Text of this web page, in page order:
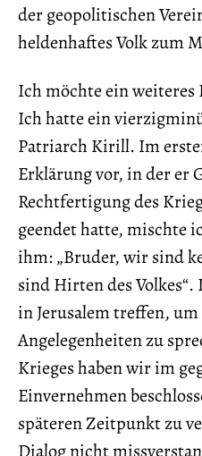
der geopolitischen
heldenhaftes Volk zum
Ich möchte ein
Ich hatte ein
Patriarch Kirill. Im
Erklärung vor, in der er
Rechtfertigung des
geendet hatte, mischte
ihm: „Bruder, wir sind
sind Hirten des Volkes“.
in Jerusalem treffen,
Angelegenheiten zu
Krieges haben wir im
Einvernehmen
späteren Zeitpunkt zu
Dialog nicht